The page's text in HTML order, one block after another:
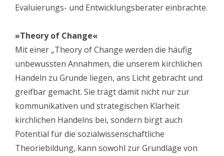
Evaluierungs- und Entwicklungsberater einbrachte.
»Theory of Change«
Mit einer „Theory of Change werden die häufig
unbewussten Annahmen, die unserem kirchlichen
Handeln zu Grunde liegen, ans Licht gebracht und
greifbar gemacht. Sie trägt damit nicht nur zur
kommunikativen und strategischen Klarheit
kirchlichen Handelns bei, sondern birgt auch
Potential für die sozialwissenschaftliche
Theoriebildung, kann sowohl zur Grundlage von